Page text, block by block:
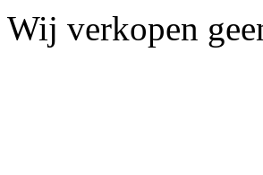
Wij verkopen